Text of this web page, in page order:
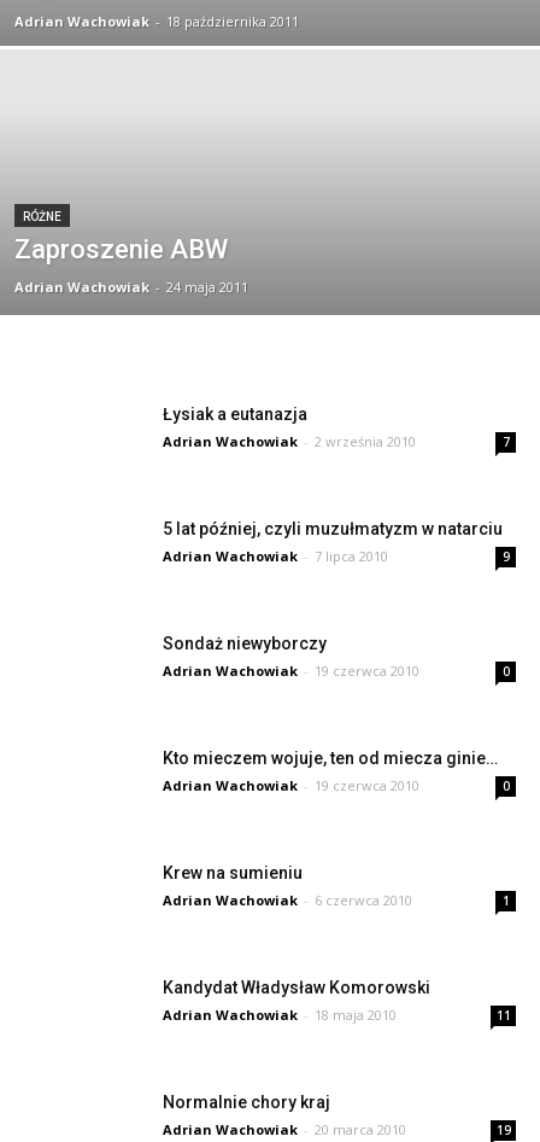
Adrian Wachowiak - 18 października 2011
RÓŻNE
Zaproszenie ABW
Adrian Wachowiak - 24 maja 2011
Łysiak a eutanazja
Adrian Wachowiak - 2 września 2010 7
5 lat później, czyli muzułmatyzm w natarciu
Adrian Wachowiak - 7 lipca 2010 9
Sondaż niewyborczy
Adrian Wachowiak - 19 czerwca 2010 0
Kto mieczem wojuje, ten od miecza ginie…
Adrian Wachowiak - 19 czerwca 2010 0
Krew na sumieniu
Adrian Wachowiak - 6 czerwca 2010 1
Kandydat Władysław Komorowski
Adrian Wachowiak - 18 maja 2010 11
Normalnie chory kraj
Adrian Wachowiak - 20 marca 2010 19